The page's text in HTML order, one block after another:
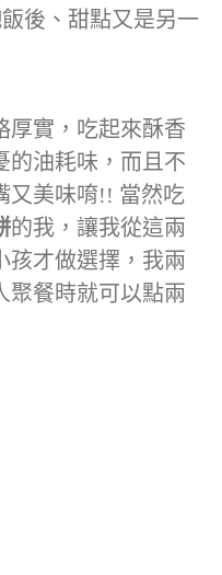
後、甜點又是另一
厚實，吃起來酥香
的油耗味，而且不
又美味唷!! 當然吃
的我，讓我從這兩
孩才做選擇，我兩
聚餐時就可以點兩